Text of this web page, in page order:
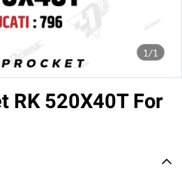
1/1
RK 520X40T For